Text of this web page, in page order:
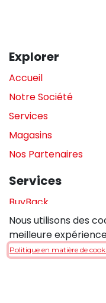
Explorer
Accueil
Notre Société
Services
Magasins
Nos Partenaires
Services
BuyBack
Assistance en
Réparations
Politique de
Nous utilisons des
meilleure
Politique en matière de